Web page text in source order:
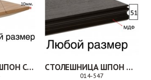
СТОЛЕШНИЦА ШПОН СКОШЕННАЯ КРОМКА СТОЛЕШНИЦА ШПОН ФИГУРНАЯ КРОМКА МДФ
014-547